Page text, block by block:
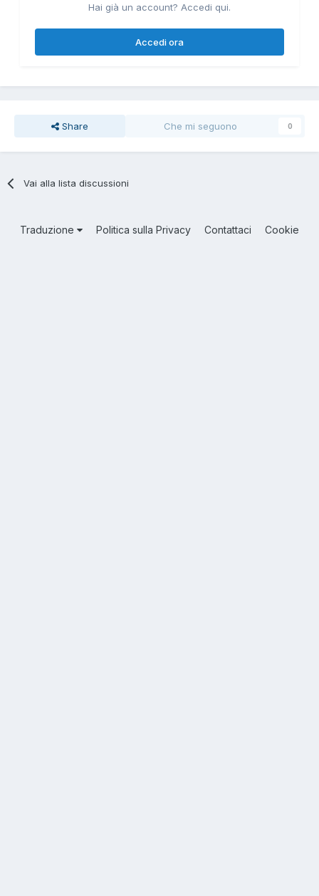
Hai già un account? Accedi qui.
Accedi ora
Share Che mi seguono 0
Vai alla lista discussioni
Traduzione Politica sulla Privacy Contattaci Cookie